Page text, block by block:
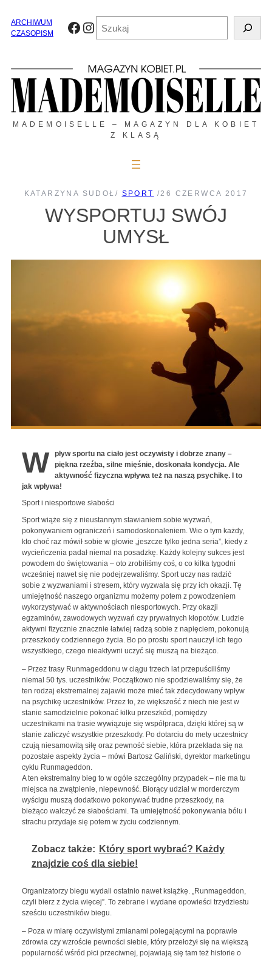
treściARCHIWUM
CZASOPISM
Facebook
Instagram
MADEMOISELLE – MAGAZYN DLA KOBIET
Z KLASĄ
KATARZYNA SUDOŁ / SPORT /26 CZERWCA 2017
WYSPORTUJ SWÓJ
UMYSŁ
W
pływ sportu na ciało jest oczywisty i dobrze znany –
piękna rzeźba, silne mięśnie, doskonała kondycja. Ale
aktywność fizyczna wpływa też na naszą psychikę. I to
jak wpływa!
Sport i niesportowe słabości
Sport wiąże się z nieustannym stawianiem sobie wyzwań,
pokonywaniem ograniczeń i samodoskonaleniem. Wie o tym każdy,
kto choć raz mówił sobie w głowie „jeszcze tylko jedna seria”, kiedy z
wycieńczenia padał niemal na posadzkę. Każdy kolejny sukces jest
powodem do świętowania – oto zrobiliśmy coś, o co kilka tygodni
wcześniej nawet się nie podejrzewaliśmy. Sport uczy nas radzić
sobie z wyzwaniami i stresem, który wyzwala się przy ich okazji. Tę
umiejętność naszego organizmu możemy potem z powodzeniem
wykorzystywać w aktywnościach niesportowych. Przy okazji
egzaminów, zawodowych wyzwań czy prywatnych kłopotów. Ludzie
aktywni fizycznie znacznie łatwiej radzą sobie z napięciem, pokonują
przeszkody codziennego życia. Bo po prostu sport nauczył ich tego
wszystkiego, czego nieaktywni uczyć się muszą na bieżąco.
– Przez trasy Runmageddonu w ciągu trzech lat przepuściliśmy
niemal 50 tys. uczestników. Początkowo nie spodziewaliśmy się, że
ten rodzaj ekstremalnej zajawki może mieć tak zdecydowany wpływ
na psychikę uczestników. Przez to, że większość z niech nie jest w
stanie samodzielnie pokonać kilku przeszkód, pomiędzy
uczestnikami na trasie wywiązuje się współpraca, dzięki której są w
stanie zaliczyć wszystkie przeszkody. Po dotarciu do mety uczestnicy
czują niesamowitą siłę oraz pewność siebie, która przekłada się na
pozostałe aspekty życia – mówi Bartosz Galiński, dyrektor marketingu
cyklu Runmageddon.
A ten ekstremalny bieg to w ogóle szczególny przypadek – nie ma tu
miejsca na zwątpienie, niepewność. Biorący udział w morderczym
wyścigu muszą dodatkowo pokonywać trudne przeszkody, na
bieżąco walczyć ze słabościami. Ta umiejętność pokonywania bólu i
strachu przydaje się potem w życiu codziennym.
Zobacz także: Który sport wybrać? Każdy
znajdzie coś dla siebie!
Organizatorzy biegu wydali ostatnio nawet książkę. „Runmageddon,
czyli bierz z życia więcej”. To zebrane i wydane opowieści trzydziestu
sześciu uczestników biegu.
– Poza w miarę oczywistymi zmianami polegającymi na poprawie
zdrowia czy wzroście pewności siebie, który przełożył się na większą
popularność wśród płci przeciwnej, pojawiają się tam też historie o